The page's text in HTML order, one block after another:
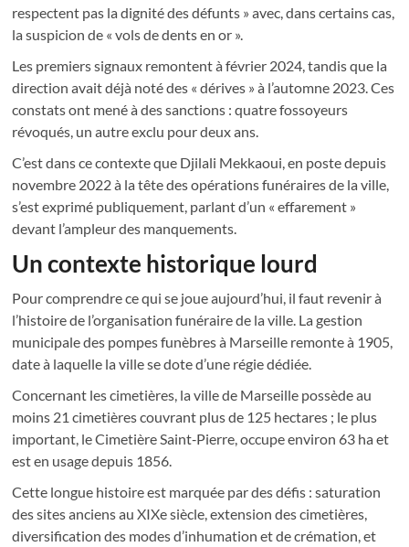
respectent pas la dignité des défunts » avec, dans certains cas,
la suspicion de « vols de dents en or ».
Les premiers signaux remontent à février 2024, tandis que la
direction avait déjà noté des « dérives » à l’automne 2023. Ces
constats ont mené à des sanctions : quatre fossoyeurs
révoqués, un autre exclu pour deux ans.
C’est dans ce contexte que Djilali Mekkaoui, en poste depuis
novembre 2022 à la tête des opérations funéraires de la ville,
s’est exprimé publiquement, parlant d’un « effarement »
devant l’ampleur des manquements.
Un contexte historique lourd
Pour comprendre ce qui se joue aujourd’hui, il faut revenir à
l’histoire de l’organisation funéraire de la ville. La gestion
municipale des pompes funèbres à Marseille remonte à 1905,
date à laquelle la ville se dote d’une régie dédiée.
Concernant les cimetières, la ville de Marseille possède au
moins 21 cimetières couvrant plus de 125 hectares ; le plus
important, le Cimetière Saint‑Pierre, occupe environ 63 ha et
est en usage depuis 1856.
Cette longue histoire est marquée par des défis : saturation
des sites anciens au XIXe siècle, extension des cimetières,
diversification des modes d’inhumation et de crémation, et